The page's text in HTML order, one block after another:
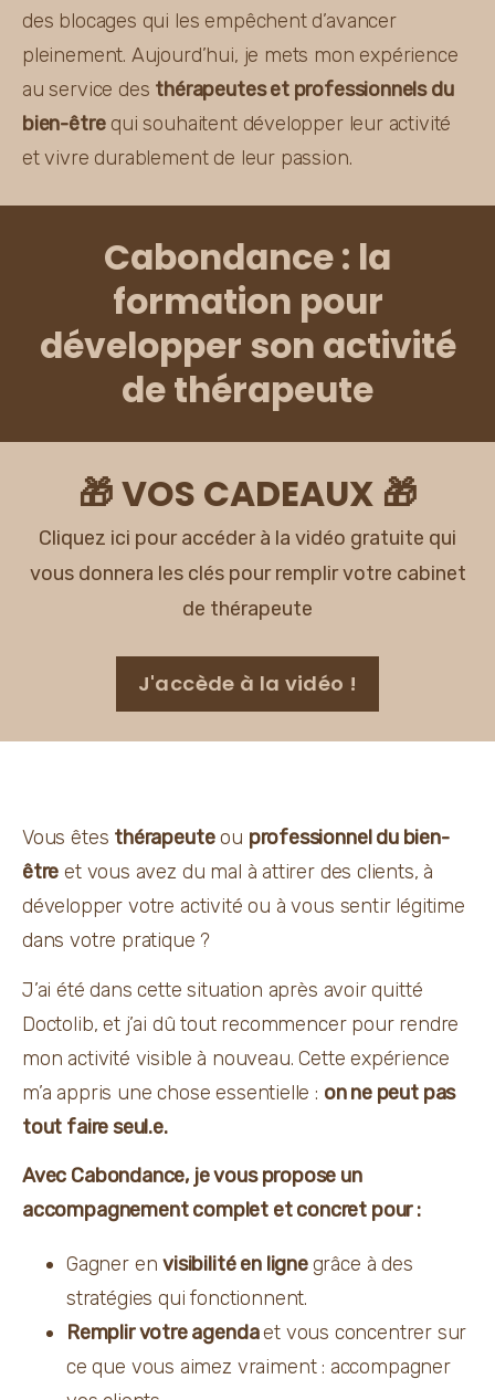
des blocages qui les empêchent d’avancer
pleinement. Aujourd’hui, je mets mon expérience
au service des thérapeutes et professionnels du
bien-être qui souhaitent développer leur activité
et vivre durablement de leur passion.
Cabondance : la
formation pour
développer son activité
de thérapeute
🎁 VOS CADEAUX 🎁
Cliquez ici pour accéder à la vidéo gratuite qui
vous donnera les clés pour remplir votre cabinet
de thérapeute
J'accède à la vidéo !
Vous êtes thérapeute ou professionnel du bien-
être et vous avez du mal à attirer des clients, à
développer votre activité ou à vous sentir légitime
dans votre pratique ?
J’ai été dans cette situation après avoir quitté
Doctolib, et j’ai dû tout recommencer pour rendre
mon activité visible à nouveau. Cette expérience
m’a appris une chose essentielle : on ne peut pas
tout faire seul.e.
Avec Cabondance, je vous propose un
accompagnement complet et concret pour :
Gagner en visibilité en ligne grâce à des
stratégies qui fonctionnent.
Remplir votre agenda et vous concentrer sur
ce que vous aimez vraiment : accompagner